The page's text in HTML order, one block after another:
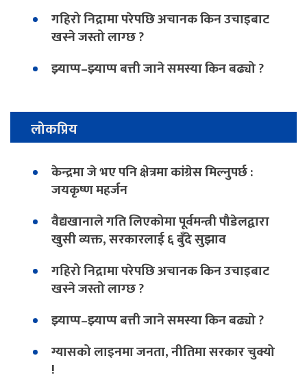
गहिरो निद्रामा परेपछि अचानक किन उचाइबाट
खस्ने जस्तो लाग्छ ?
झ्याप्प–झ्याप्प बत्ती जाने समस्या किन बढ्यो ?
लोकप्रिय
केन्द्रमा जे भए पनि क्षेत्रमा कांग्रेस मिल्नुपर्छ :
जयकृष्ण महर्जन
वैद्यखानाले गति लिएकोमा पूर्वमन्त्री पौडेलद्वारा
खुसी व्यक्त, सरकारलाई ६ बुँदे सुझाव
गहिरो निद्रामा परेपछि अचानक किन उचाइबाट
खस्ने जस्तो लाग्छ ?
झ्याप्प–झ्याप्प बत्ती जाने समस्या किन बढ्यो ?
ग्यासको लाइनमा जनता, नीतिमा सरकार चुक्यो
!